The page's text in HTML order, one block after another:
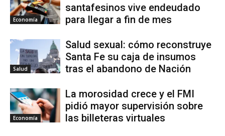
Economía
santafesinos vive endeudado
para llegar a fin de mes
Salud
Salud sexual: cómo reconstruye
Santa Fe su caja de insumos
tras el abandono de Nación
Economía
La morosidad crece y el FMI
pidió mayor supervisión sobre
las billeteras virtuales